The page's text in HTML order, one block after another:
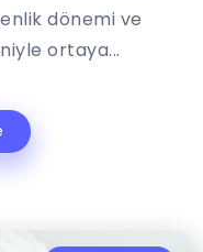
dönemi ve
ortaya...